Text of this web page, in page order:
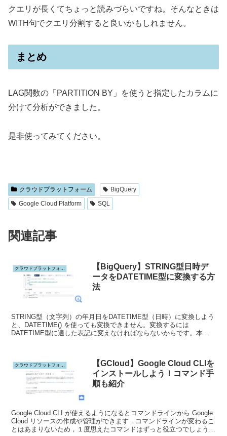
クエリが長くてちょっと読みづらいですね。そんなときは
WITH句でクエリ分割すると良いかもしれません。
まとめ
LAG関数の「PARTITION BY」を使うと指定したカラムに
分けて分析ができました。
是非使ってみてください。
クラウドプラットフォーム
BigQuery
Google Cloud Platform
SQL
関連記事
クラウドプラットフォーム
【BigQuery】STRING型日時デ
ータをDATETIME型に変換する方
法
STRING型（文字列）の年月日をDATETIME型（日時）に変換しよう
と、DATETIME() を使っても変換できません。変換するには
DATETIME型に適した表記に変えなければならないからです。本日
【GCloud】Google Cloud CLIを
インストールしよう！コマンド手
順も紹介
Google Cloud CLI が使えるようになるとコマンドラインから Google
Cloud リソースの作成や管理ができます．コマンドラインが変わるこ
とはあまりないため，１度思えたコマンドはずっと役立つでしょう．